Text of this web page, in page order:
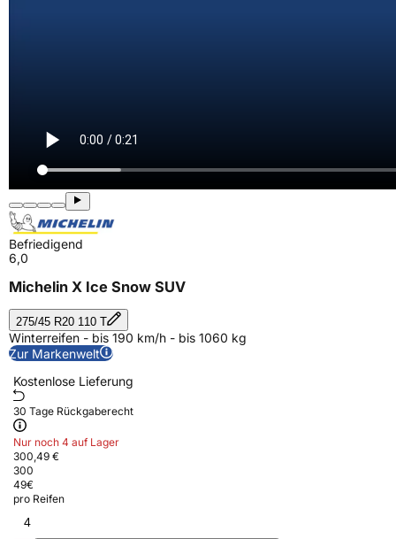
Befriedigend
6,0
Michelin X Ice Snow SUV
275/45 R20 110 T
Winterreifen - bis 190 km/h - bis 1060 kg
Zur Markenwelt
Kostenlose Lieferung
30 Tage Rückgaberecht
Nur noch 4 auf Lager
300,49 €
300
49€
pro Reifen
4